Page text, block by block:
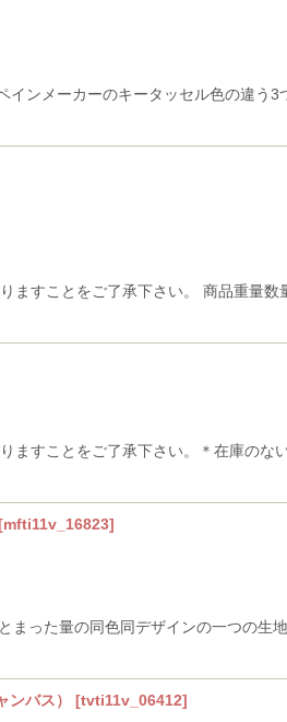
ンメーカーのキータッセル色の違う
ますことをご了承下さい。 商品重量
ますことをご了承下さい。＊在庫のな
mfti11v_16823]
った量の同色同デザインの一つの生
バス） [tvti11v_06412]